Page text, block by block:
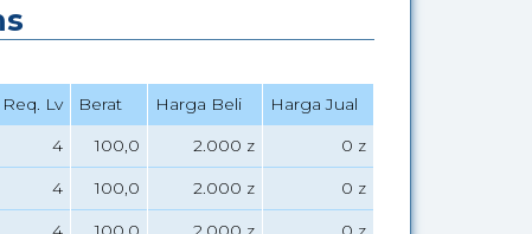
Req. Lv Berat Harga Beli
Harga Jual
4 100,0 2.000 z
0 z
4 100,0 2.000 z
0 z